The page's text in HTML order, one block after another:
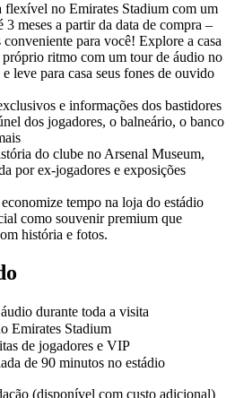
flexível no Emirates Stadium com um
meses a partir da data de compra –
para você! Explore a casa
ritmo com um tour de áudio no
leve para casa seus fones de ouvido
e informações dos bastidores
dos jogadores, o balneário, o banco
do clube no Arsenal Museum,
por ex-jogadores e exposições
tempo na loja do estádio
como souvenir premium que
história e fotos.
durante toda a visita
Emirates Stadium
de jogadores e VIP
de 90 minutos no estádio
(disponível com custo adicional)